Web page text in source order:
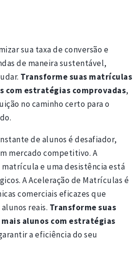
sua taxa de conversão e
de maneira sustentável,
Transforme suas matrículas
com estratégias comprovadas,
no caminho certo para o
de alunos é desafiador,
mercado competitivo. A
e uma desistência está
A Aceleração de Matrículas é
comerciais eficazes que
reais. Transforme suas
alunos com estratégias
a eficiência do seu